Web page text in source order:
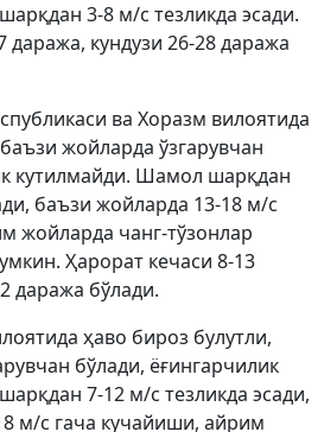
3-8 м/с тезликда эсади.
даража, кундузи 26-28 даража
ва Хоразм вилоятида
жойларда ўзгарувчан
кутилмайди. Шамол шарқдан
баъзи жойларда 13-18 м/с
жойларда чанг-тўзонлар
Ҳарорат кечаси 8-13
даража бўлади.
ҳаво бироз булутли,
бўлади, ёғингарчилик
7-12 м/с тезликда эсади,
м/с гача кучайиши, айрим